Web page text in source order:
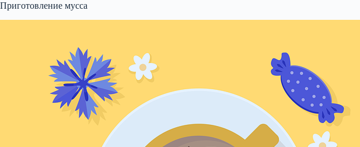
Приготовление мусса